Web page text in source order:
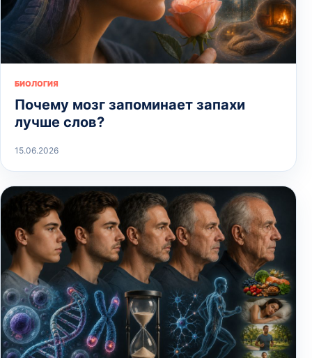
БИОЛОГИЯ
Почему мозг запоминает запахи
лучше слов?
15.06.2026